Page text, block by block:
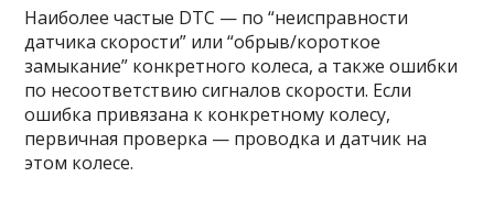
Наиболее частые DTC — по “неисправности
датчика скорости” или “обрыв/короткое
замыкание” конкретного колеса, а также ошибки
по несоответствию сигналов скорости. Если
ошибка привязана к конкретному колесу,
первичная проверка — проводка и датчик на
этом колесе.